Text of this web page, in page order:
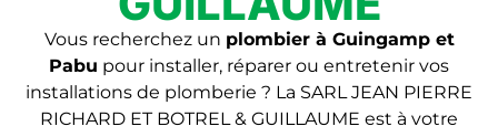
Vous recherchez un plombier à Guingamp et
Pabu pour installer, réparer ou entretenir vos
installations de plomberie ? La SARL JEAN PIERRE
RICHARD ET BOTREL & GUILLAUME est à votre